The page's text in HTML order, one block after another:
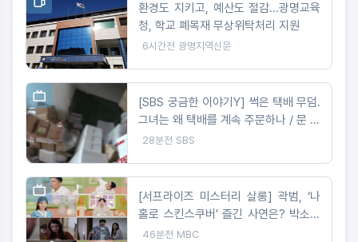
환경도 지키고, 예산도 절감...광명교육
청, 학교 폐목재 무상위탁처리 지원
6시간전 광명지역신문
[SBS 궁금한 이야기Y] 썩은 택배 무덤.
그녀는 왜 택배를 계속 주문하나 / 문 하
나 사이의 공포 앞집 여자는 왜 우리 집
28분전 SBS
[서프라이즈 미스터리 살롱] 곽범, ‘나
홀로 스킨스쿠버’ 즐긴 사연은? 박소영
아나 “절대 이해 못해!”
46분전 MBC